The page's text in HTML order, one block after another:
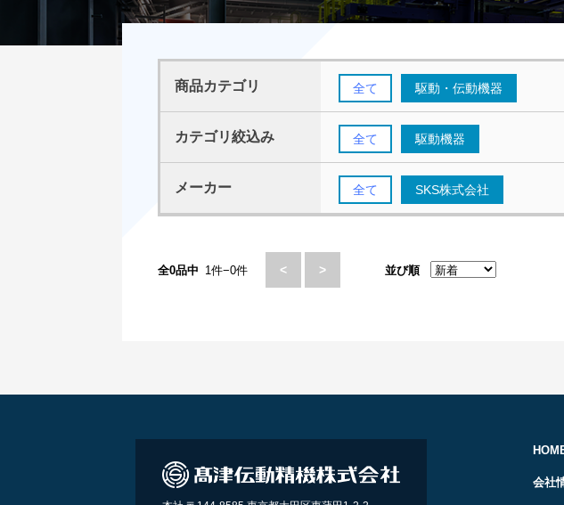
商品カテゴリ 全て 駆動・伝動機器
カテゴリ絞込み 全て 駆動機器
メーカー 全て SKS株式会社
全0品中 1件−0件 < > 並び順
会社